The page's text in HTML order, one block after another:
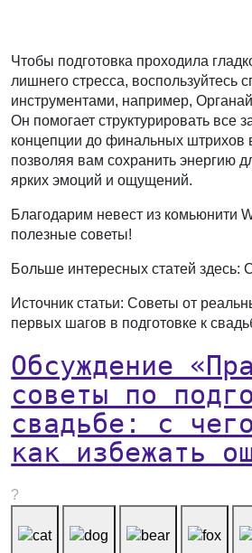
Чтобы подготовка проходила
лишнего стресса, воспользуйтесь
инструментами, например,
Он помогает структурировать все
концепции до финальных штрихов
позволяя вам сохранить энергию
ярких эмоций и ощущений.
Благодарим невест из комьюнити
полезные советы!
Больше интересных статей здесь:
Источник статьи: Советы от
первых шагов в подготовке к
Обсуждение
советы по
свадьбе: с
как избежать
?